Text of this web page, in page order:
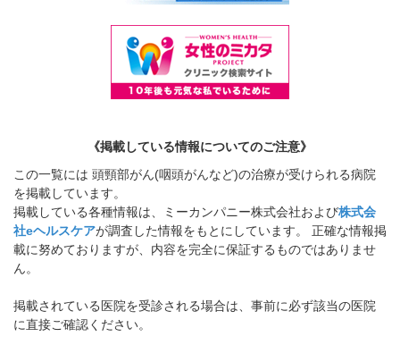
《掲載している情報についてのご注意》
この一覧には 頭頸部がん(咽頭がんなど)の治療が受けられる病院
を掲載しています。
掲載している各種情報は、ミーカンパニー株式会社および株式会
社eヘルスケアが調査した情報をもとにしています。 正確な情報掲
載に努めておりますが、内容を完全に保証するものではありませ
ん。
掲載されている医院を受診される場合は、事前に必ず該当の医院
に直接ご確認ください。